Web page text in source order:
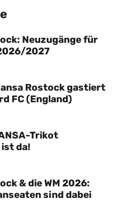
Neuzugänge für
2027
Rostock gastiert
FC (England)
Trikot
da!
& die WM 2026:
sind dabei